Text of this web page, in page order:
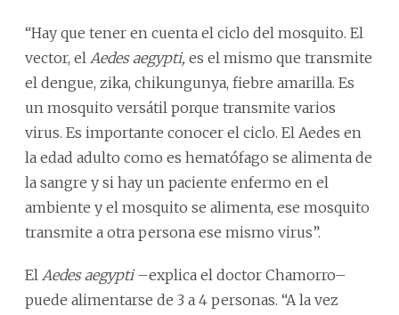
“Hay que tener en cuenta el ciclo del mosquito. El
vector, el Aedes aegypti, es el mismo que transmite
el dengue, zika, chikungunya, fiebre amarilla. Es
un mosquito versátil porque transmite varios
virus. Es importante conocer el ciclo. El Aedes en
la edad adulto como es hematófago se alimenta de
la sangre y si hay un paciente enfermo en el
ambiente y el mosquito se alimenta, ese mosquito
transmite a otra persona ese mismo virus”.
El Aedes aegypti–explica el doctor Chamorro–
puede alimentarse de 3 a 4 personas. “A la vez